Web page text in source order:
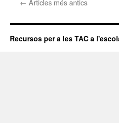
← Articles més antics
Recursos per a les TAC a